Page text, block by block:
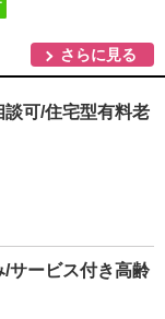
さらに見る
談可/住宅型有料老
/サービス付き高齢